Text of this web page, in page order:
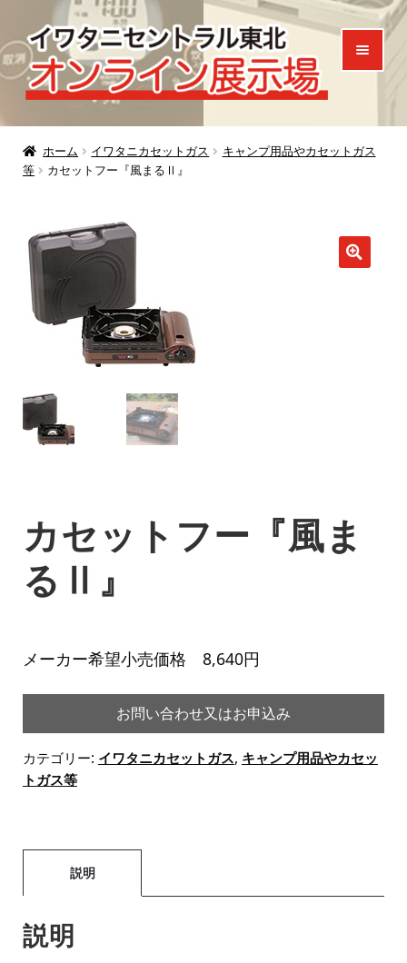
ナ
ビ
ゲ
ー
シ
ョ
ン
ス
キ
ッ
プ
コ
ン
テ
ン
ツ
へ
ス
ッ
プ
ホーム
ご来場特典
お知らせ
お問い合わせ
ホーム イワタニカセットガス
キャンプ用品やカセットガス
等
カセットフー『風まるⅡ』
カセットフー『風ま
るⅡ』
メーカー希望小売価格 8,640円
お問い合わせ又はお申込み
カテゴリー: イワタニカセットガス, キャンプ用品やカセッ
トガス等
説明
説明